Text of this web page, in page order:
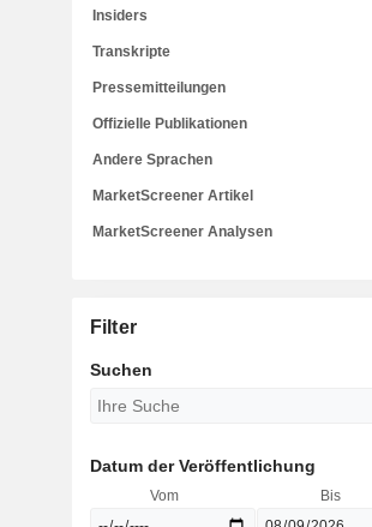
Insiders
Transkripte
Pressemitteilungen
Offizielle Publikationen
Andere Sprachen
MarketScreener Artikel
MarketScreener Analysen
Filter
Suchen
Datum der Veröffentlichung
Vom Bis